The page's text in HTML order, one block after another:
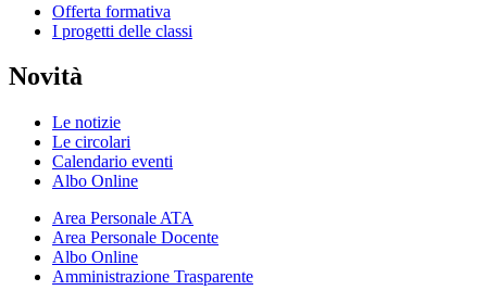
Offerta formativa
I progetti delle classi
Novità
Le notizie
Le circolari
Calendario eventi
Albo Online
Area Personale ATA
Area Personale Docente
Albo Online
Amministrazione Trasparente